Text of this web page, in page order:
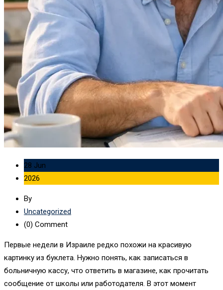
28 Jun
2026
By
Uncategorized
(0) Comment
Первые недели в Израиле редко похожи на красивую
картинку из буклета. Нужно понять, как записаться в
больничную кассу, что ответить в магазине, как прочитать
сообщение от школы или работодателя. В этот момент